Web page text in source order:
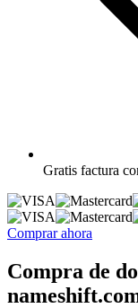
Gratis factura
Comprar ahora
Compra de